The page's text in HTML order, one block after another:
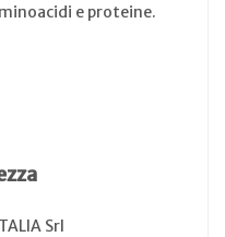
e proteine.
Srl